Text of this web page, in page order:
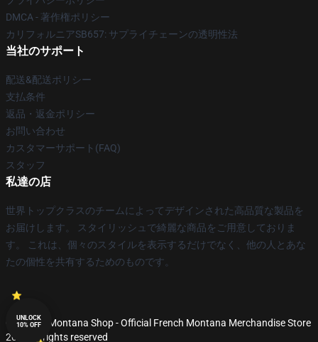
DMCA - 著作権ポリシー
カリフォルニアSB657: サプライチェーンの透明性法
当社のサポート
配送&配送ポリシー
支払条件
返品・返金ポリシー
お問い合わせ
カスタマーサポート(FAQ)
スタッフ
私達の店
世界トップクラスのチームによってデザインされた高品質な製品を
お届けします。 スタイリッシュで綺麗な商品をご用意しておりま
す。 これは、個々のスタイルを表示するだけでなく、他の人とあな
たの個性を共有するためのものです。
© French Montana Shop - Official French Montana Merchandise Store
2026 all rights reserved
UNLOCK
10% OFF